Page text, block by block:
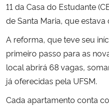
Ministério do Meio Ambiente
Ministério do Turismo
Ministério do Desenvolvimento
Controladoria-Geral da União
11 da Casa do Estudante
de Santa Maria, que
A reforma, que teve seu
primeiro passo para as
local abrirá 68 vagas,
já oferecidas pela UFSM.
Cada apartamento conta